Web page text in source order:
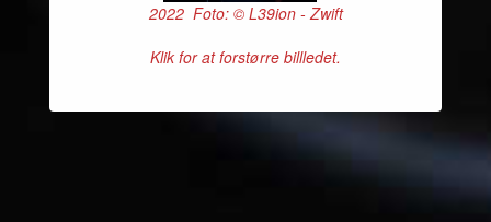
2022 Foto: © L39ion - Zwift
Klik for at forstørre billledet.